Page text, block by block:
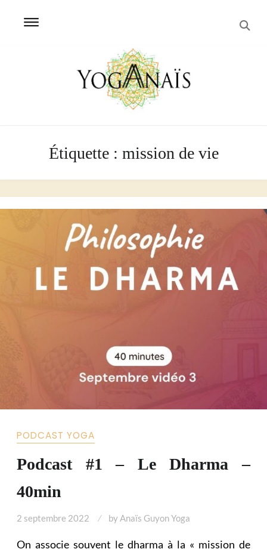
Étiquette : mission de vie
PODCAST YOGA
Podcast #1 – Le Dharma –
40min
2 septembre 2022 byAnaïs Guyon Yoga
On associe souvent le dharma à la « mission de